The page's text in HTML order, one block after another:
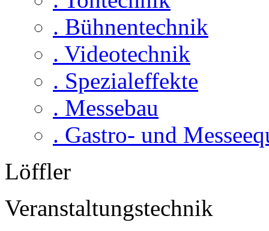
. Bühnentechnik
. Videotechnik
. Spezialeffekte
. Messebau
. Gastro- und
Löffler
Veranstaltungstechnik